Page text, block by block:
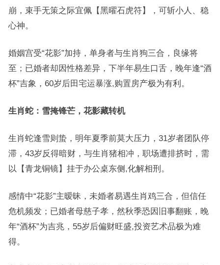
崩，束手无策之际宜佩【黑曜石虎符】，可斩小人、稳
心神。
婚姻宫受“花影”加持，单身者与生肖狗三合，良缘将
至；已婚者却因性格差异，下半年易生口舌，晚年逢“酒
杯”吉象，60岁后田宅运暴涨,购置房产极为有利。
生肖蛇：雪掩锋芒，花影藏转机
生肖蛇逢雪则蛰，明年夏季前莫大压力，31岁者团队停
滞，43岁反得暗财，与生肖猪相冲，职场遭排挤时，需
以【青龙铜镜】挂于办公桌东侧,化解相刑。
感情中“花影”主暧昧，未婚者易遇生肖鸡三合，但信任
危机频发；已婚者母慈子孝，然秋季恐因旧事翻账，晚
年“酒杯”为吉兆，55岁后偏财旺盛,投资艺术品极为难
得。